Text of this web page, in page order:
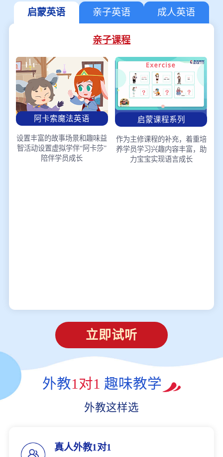
启蒙英语 亲子英语 成人英语
亲子课程
阿卡索魔法英语
设置丰富的故事场景和趣味益
智活动设置虚拟学伴“阿卡莎”
陪伴学员成长
启蒙课程系列
作为主修课程的补充，着重培
养学员学习兴趣内容丰富，助
力宝宝实现语言成长
立即试听
外教1对1 趣味教学
外教这样选
真人外教1对1